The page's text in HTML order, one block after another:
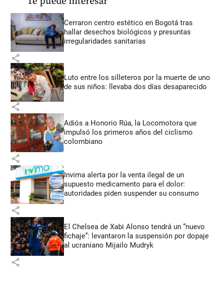
Cerraron centro estético en Bogotá tras
hallar desechos biológicos y presuntas
irregularidades sanitarias
share
Luto entre los silleteros por la muerte de uno
de sus niños: llevaba dos días desaparecido
share
Adiós a Honorio Rúa, la Locomotora que
impulsó los primeros años del ciclismo
colombiano
share
Invima alerta por la venta ilegal de un
supuesto medicamento para el dolor:
autoridades piden suspender su consumo
share
El Chelsea de Xabi Alonso tendrá un “nuevo
fichaje”: levantaron la suspensión por dopaje
al ucraniano Mijailo Mudryk
share